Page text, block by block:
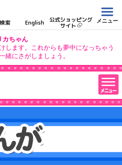
検索 English 公式ショッピング
サイト
メニュー
カちゃん
します。これからも夢中になっちゃう
緒にさがしましょう。